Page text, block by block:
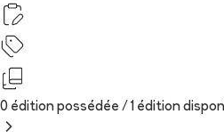
0 édition possédée / 1 édition